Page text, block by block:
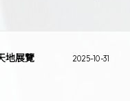
地展覽 2025-10-31